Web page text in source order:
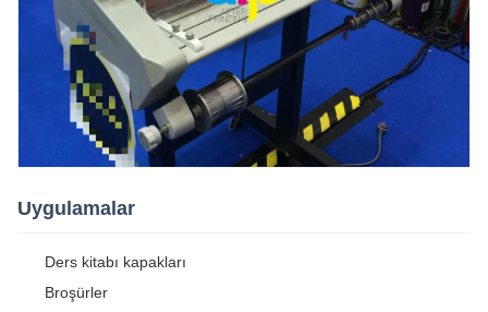
Uygulamalar
Ders kitabı kapakları
Broşürler